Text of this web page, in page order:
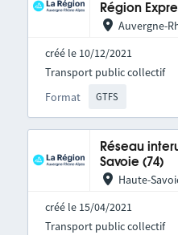
Région
Auvergne-
créé le 10/12/2021
Format GTFS
Transport public collectif
Réseau
Savoie (74)
Haute-
créé le 15/04/2021
Transport public collectif